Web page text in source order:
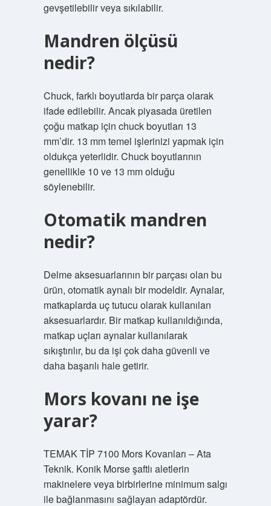
gevşetilebilir veya sıkılabilir.
Mandren ölçüsü
nedir?
Chuck, farklı boyutlarda bir parça olarak
ifade edilebilir. Ancak piyasada üretilen
çoğu matkap için chuck boyutları 13
mm’dir. 13 mm temel işlerinizi yapmak için
oldukça yeterlidir. Chuck boyutlarının
genellikle 10 ve 13 mm olduğu
söylenebilir.
Otomatik mandren
nedir?
Delme aksesuarlarının bir parçası olan bu
ürün, otomatik aynalı bir modeldir. Aynalar,
matkaplarda uç tutucu olarak kullanılan
aksesuarlardır. Bir matkap kullanıldığında,
matkap uçları aynalar kullanılarak
sıkıştırılır, bu da işi çok daha güvenli ve
daha başarılı hale getirir.
Mors kovanı ne işe
yarar?
TEMAK TİP 7100 Mors Kovanları – Ata
Teknik. Konik Morse şaftlı aletlerin
makinelere veya birbirlerine minimum salgı
ile bağlanmasını sağlayan adaptördür.